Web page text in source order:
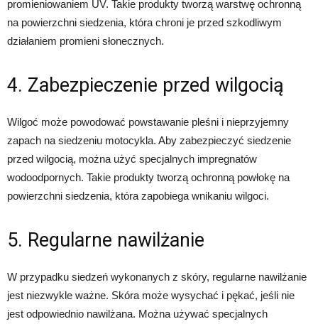
promieniowaniem UV. Takie produkty tworzą warstwę ochronną
na powierzchni siedzenia, która chroni je przed szkodliwym
działaniem promieni słonecznych.
4. Zabezpieczenie przed wilgocią
Wilgoć może powodować powstawanie pleśni i nieprzyjemny
zapach na siedzeniu motocykla. Aby zabezpieczyć siedzenie
przed wilgocią, można użyć specjalnych impregnatów
wodoodpornych. Takie produkty tworzą ochronną powłokę na
powierzchni siedzenia, która zapobiega wnikaniu wilgoci.
5. Regularne nawilżanie
W przypadku siedzeń wykonanych z skóry, regularne nawilżanie
jest niezwykle ważne. Skóra może wysychać i pękać, jeśli nie
jest odpowiednio nawilżana. Można używać specjalnych